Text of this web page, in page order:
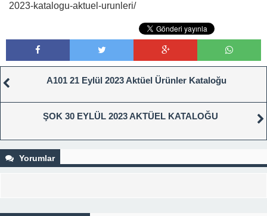
2023-katalogu-aktuel-urunleri/
A101 21 Eylül 2023 Aktüel Ürünler Kataloğu
ŞOK 30 EYLÜL 2023 AKTÜEL KATALOĞU
Yorumlar